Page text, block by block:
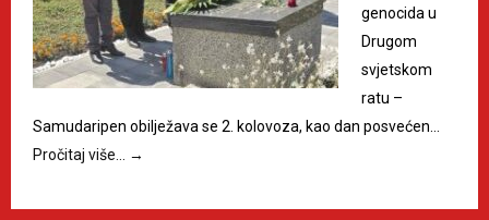
genocida u
Drugom
svjetskom
ratu –
Samudaripen obilježava se 2. kolovoza, kao dan posvećen…
Pročitaj više…
→